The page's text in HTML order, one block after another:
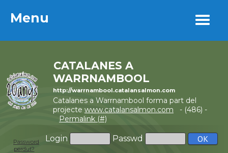
Menu
CATALANES A
WARRNAMBOOL
http://warrnambool.catalansalmon.com
Catalanes a Warrnambool forma part del
projecte www.catalansalmon.com - (486) -
Permalink (#)
Login Passwd
Password
perdut?
Menu